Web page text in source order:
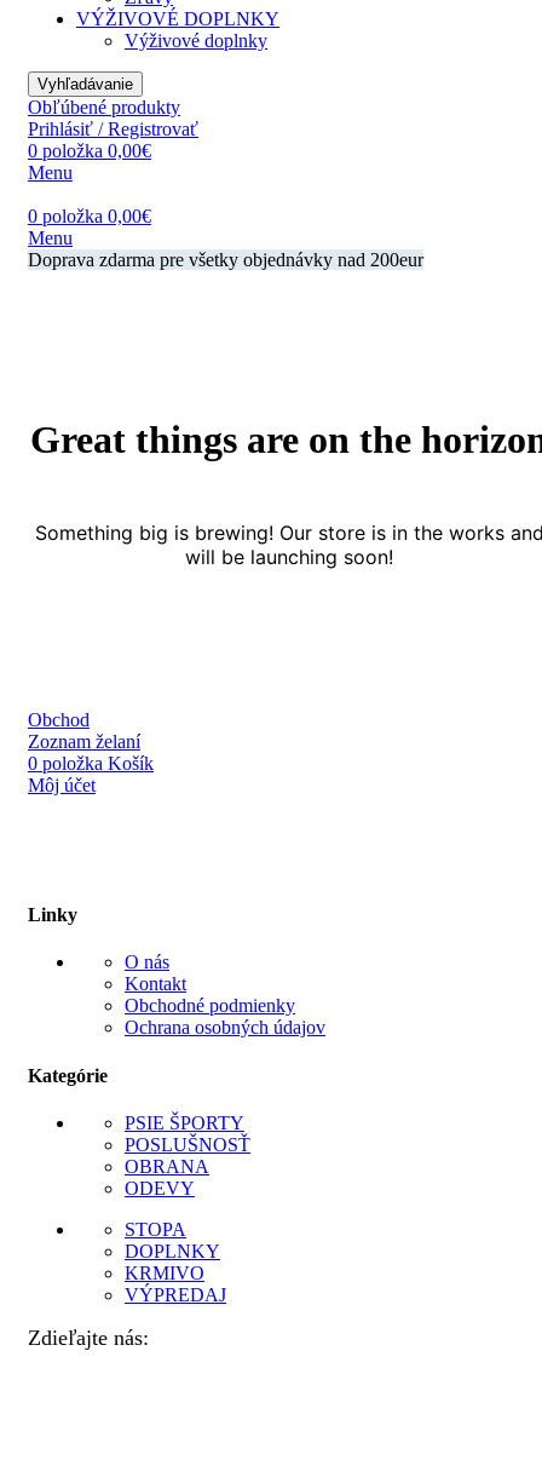
VÝŽIVOVÉ DOPLNKY
Výživové doplnky
Vyhľadávanie
Obľúbené produkty
Prihlásiť / Registrovať
0 položka 0,00€
Menu
0 položka 0,00€
Menu
Doprava zdarma pre všetky objednávky nad 200eur
Great things are on the
Something big is brewing! Our store is in the works
will be launching soon!
Obchod
Zoznam želaní
0 položka Košík
Môj účet
Linky
O nás
Kontakt
Obchodné podmienky
Ochrana osobných údajov
Kategórie
PSIE ŠPORTY
POSLUŠNOSŤ
OBRANA
ODEVY
STOPA
DOPLNKY
KRMIVO
VÝPREDAJ
Zdieľajte nás: